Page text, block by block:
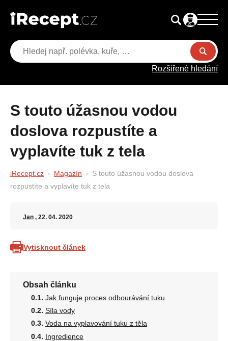
Rozšířené hledání
S touto úžasnou vodou
doslova rozpustíte a
vyplavíte tuk z tela
iRecept.cz Magazín
S touto úžasnou vodou doslova
rozpustíte a vyplavíte tuk z tela
Jan , 22. 04. 2020
Vytisknout článek
Obsah článku
Jak funguje proces odbourávání tuku
Síla vody
Voda na vyplavování tuku z těla
Ingredience